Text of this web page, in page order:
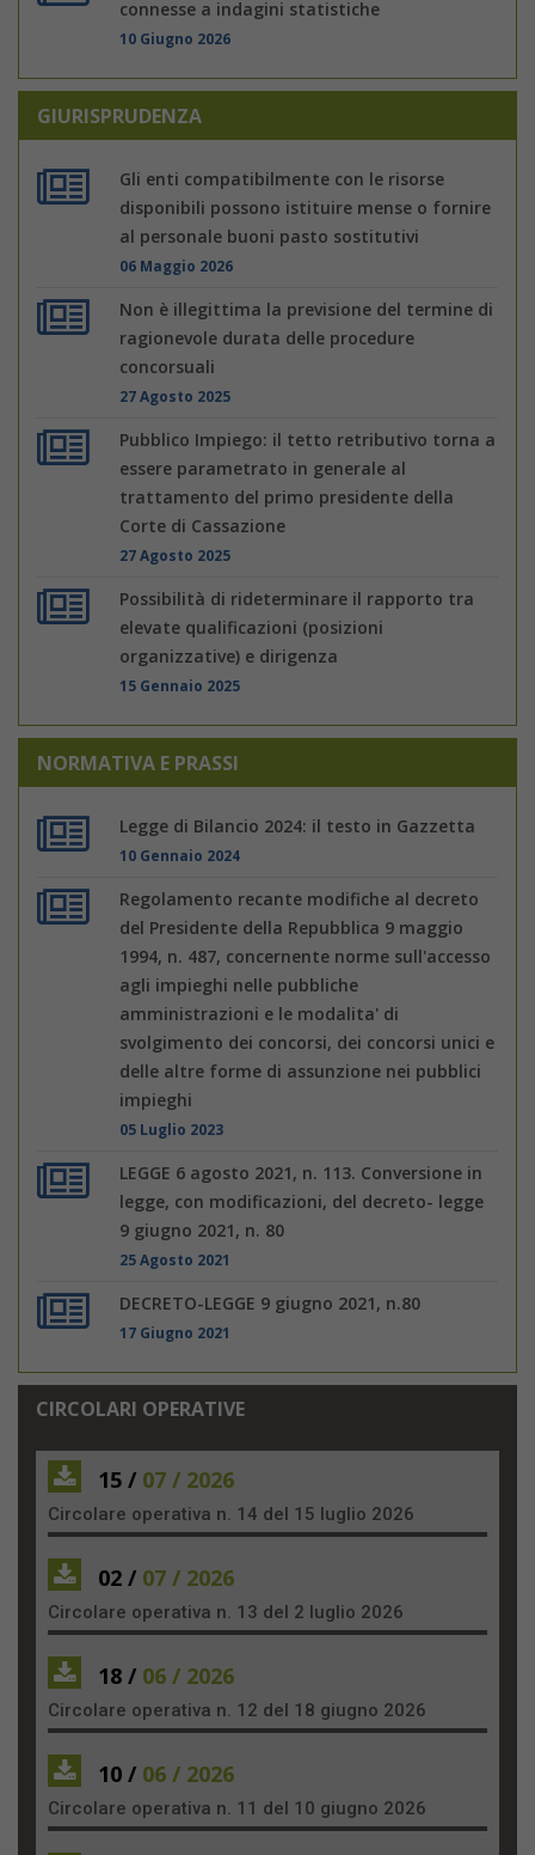
connesse a indagini statistiche
10 Giugno 2026
GIURISPRUDENZA
Gli enti compatibilmente con le risorse
disponibili possono istituire mense o fornire
al personale buoni pasto sostitutivi
06 Maggio 2026
Non è illegittima la previsione del termine di
ragionevole durata delle procedure
concorsuali
27 Agosto 2025
Pubblico Impiego: il tetto retributivo torna a
essere parametrato in generale al
trattamento del primo presidente della
Corte di Cassazione
27 Agosto 2025
Possibilità di rideterminare il rapporto tra
elevate qualificazioni (posizioni
organizzative) e dirigenza
15 Gennaio 2025
NORMATIVA E PRASSI
Legge di Bilancio 2024: il testo in Gazzetta
10 Gennaio 2024
Regolamento recante modifiche al decreto
del Presidente della Repubblica 9 maggio
1994, n. 487, concernente norme sull'accesso
agli impieghi nelle pubbliche
amministrazioni e le modalita' di
svolgimento dei concorsi, dei concorsi unici e
delle altre forme di assunzione nei pubblici
impieghi
05 Luglio 2023
LEGGE 6 agosto 2021, n. 113. Conversione in
legge, con modificazioni, del decreto- legge
9 giugno 2021, n. 80
25 Agosto 2021
DECRETO-LEGGE 9 giugno 2021, n.80
17 Giugno 2021
CIRCOLARI OPERATIVE
15 / 07 / 2026
Circolare operativa n. 14 del 15 luglio 2026
02 / 07 / 2026
Circolare operativa n. 13 del 2 luglio 2026
18 / 06 / 2026
Circolare operativa n. 12 del 18 giugno 2026
10 / 06 / 2026
Circolare operativa n. 11 del 10 giugno 2026